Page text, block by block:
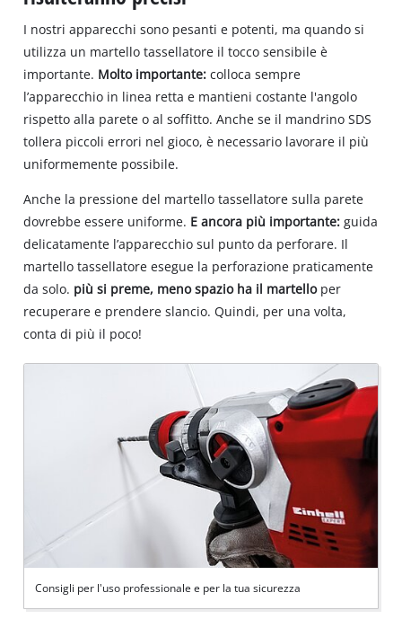
I nostri apparecchi sono pesanti e potenti, ma quando si
utilizza un martello tassellatore il tocco sensibile è
importante. Molto importante: colloca sempre
l’apparecchio in linea retta e mantieni costante l'angolo
rispetto alla parete o al soffitto. Anche se il mandrino SDS
tollera piccoli errori nel gioco, è necessario lavorare il più
uniformemente possibile.
Anche la pressione del martello tassellatore sulla parete
dovrebbe essere uniforme. E ancora più importante: guida
delicatamente l’apparecchio sul punto da perforare. Il
martello tassellatore esegue la perforazione praticamente
da solo. più si preme, meno spazio ha il martelloper
recuperare e prendere slancio. Quindi, per una volta,
conta di più il poco!
Consigli per l'uso professionale e per la tua sicurezza